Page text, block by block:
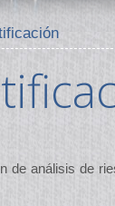
de análisis de